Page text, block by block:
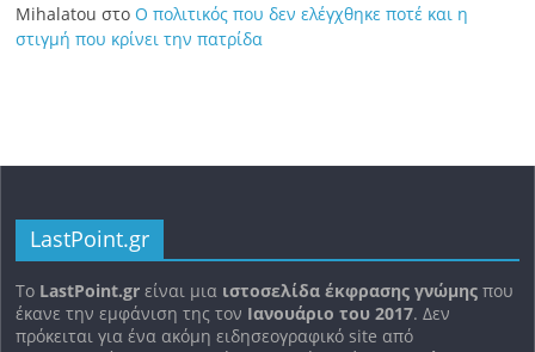
Mihalatou στοΟ πολιτικός που δεν ελέγχθηκε ποτέ και η
στιγμή που κρίνει την πατρίδα
LastPoint.gr
To LastPoint.gr είναι μια ιστοσελίδα έκφρασης γνώμης που
έκανε την εμφάνιση της τον Ιανουάριο του 2017. Δεν
πρόκειται για ένα ακόμη ειδησεογραφικό site από